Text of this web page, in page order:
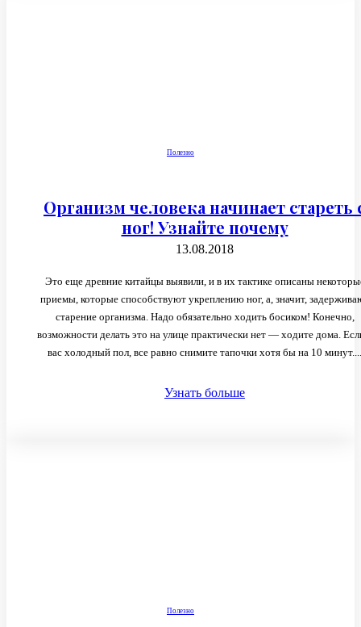
Полезно
Организм человека начинает стареть
ног! Узнайте почему
13.08.2018
Это еще древние китайцы выявили, и в их тактике описаны
приемы, которые способствуют укреплению ног, а, значит,
старение организма. Надо обязательно ходить босиком! Конечно,
возможности делать это на улице практически нет — ходите дома.
вас холодный пол, все равно снимите тапочки хотя бы на 10 минут....
Узнать больше
Полезно